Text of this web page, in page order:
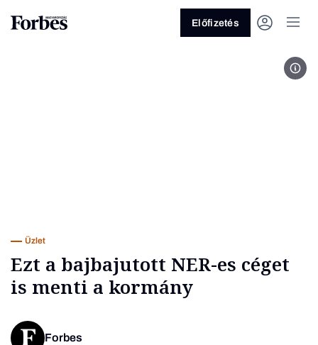
Előfizetés
Üzlet
Ezt a bajbajutott NER-es céget
is menti a kormány
Forbes